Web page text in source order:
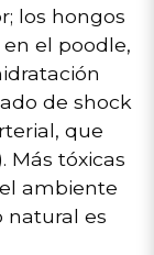
los hongos
el poodle,
de shock
que
Más tóxicas
ambiente
natural es